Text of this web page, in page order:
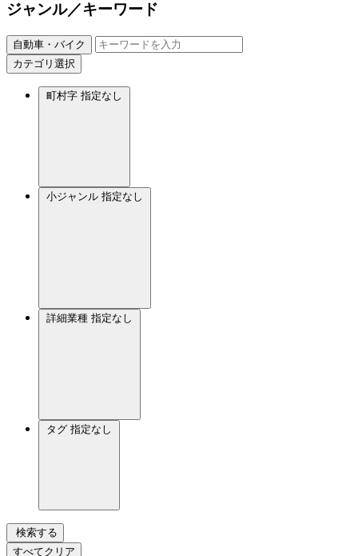
ジャンル／キーワード
自動車・バイク
カテゴリ選択
町村字 指定なし
小ジャンル 指定なし
詳細業種 指定なし
タグ 指定なし
検索する
すべてクリア